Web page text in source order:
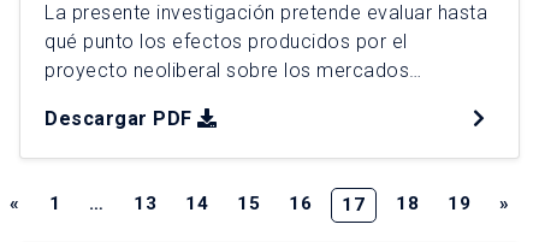
La presente investigación pretende evaluar hasta
qué punto los efectos producidos por el
proyecto neoliberal sobre los mercados
(DMQ) durante 1990 y 2010, tuvieron como
correlato la consolidación de una ciudad con
desarrollos socioespaciales inequitativos entre
las unidades territoriales que la conforman. Bajo
Descargar PDF
« 1 … 13 14 15 16 17 18 19 »